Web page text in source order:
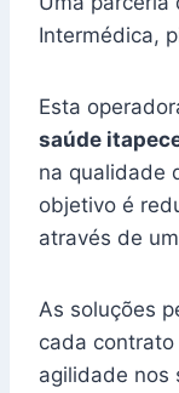
Intermédica,
Esta
saúde
na qualidade
objetivo é
através de um
As soluções
cada
agilidade nos